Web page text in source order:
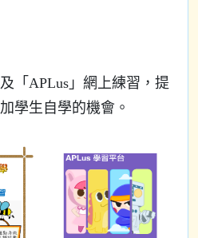
「APLus」網上練習，提
學生自學的機會。